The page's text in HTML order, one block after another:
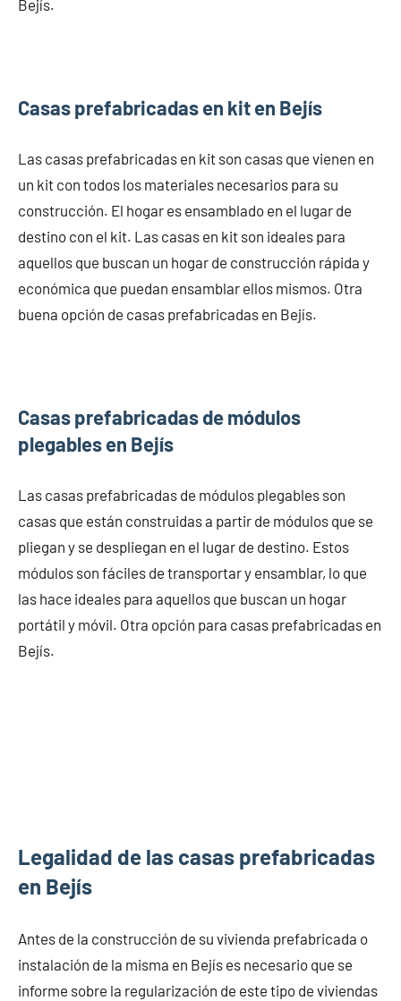
Bejís.
Casas prefabricadas en kit en Bejís
Las casas prefabricadas en kit son casas que vienen en
un kit con todos los materiales necesarios para su
construcción. El hogar es ensamblado en el lugar de
destino con el kit. Las casas en kit son ideales para
aquellos que buscan un hogar de construcción rápida y
económica que puedan ensamblar ellos mismos. Otra
buena opción de casas prefabricadas en Bejís.
Casas prefabricadas de módulos
plegables en Bejís
Las casas prefabricadas de módulos plegables son
casas que están construidas a partir de módulos que se
pliegan y se despliegan en el lugar de destino. Estos
módulos son fáciles de transportar y ensamblar, lo que
las hace ideales para aquellos que buscan un hogar
portátil y móvil. Otra opción para casas prefabricadas en
Bejís.
Legalidad de las casas prefabricadas
en Bejís
Antes de la construcción de su vivienda prefabricada o
instalación de la misma en Bejís es necesario que se
informe sobre la regularización de este tipo de viviendas